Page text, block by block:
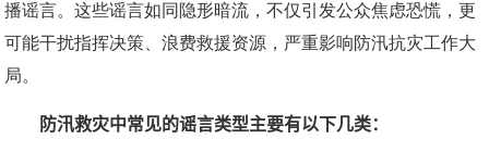
播谣言。这些谣言如同隐形暗流，不仅引发公众焦虑恐慌，更
可能干扰指挥决策、浪费救援资源，严重影响防汛抗灾工作大
局。
防汛救灾中常见的谣言类型主要有以下几类：